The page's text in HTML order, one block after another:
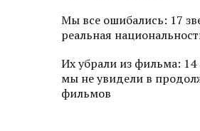
Мы все ошибались: 17
реальная
Их убрали из фильма: 14
мы не увидели в
фильмов